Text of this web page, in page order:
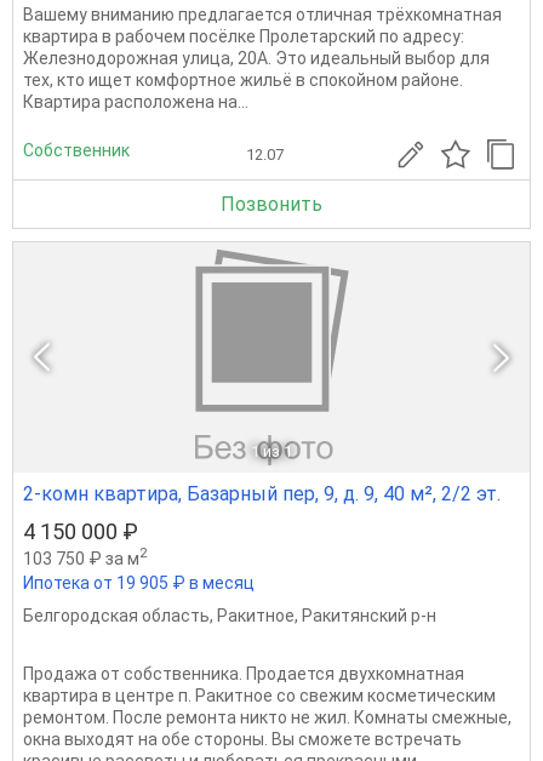
Вашему вниманию предлагается отличная трёхкомнатная
квартира в рабочем посёлке Пролетарский по адресу:
Железнодорожная улица, 20А. Это идеальный выбор для
тех, кто ищет комфортное жильё в спокойном районе.
Квартира расположена на...
Собственник 12.07
Позвонить
1 из 1
2-комн квартира, Базарный пер, 9, д. 9, 40 м², 2/2 эт.
4 150 000 ₽
103 750 ₽ за м2
Ипотека от 19 905 ₽ в месяц
Белгородская область, Ракитное, Ракитянский р-н
Продажа от собственника. Продается двухкомнатная
квартира в центре п. Ракитное со свежим косметическим
ремонтом. После ремонта никто не жил. Комнаты смежные,
окна выходят на обе стороны. Вы сможете встречать